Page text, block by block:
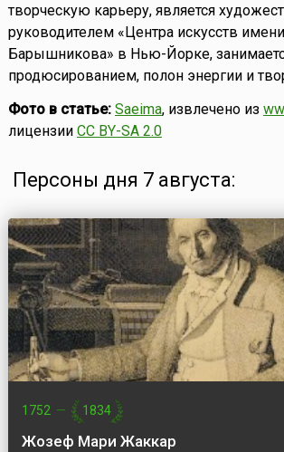
творческую карьеру, является
руководителем «Центра искусств
Барышникова» в Нью-Йорке,
продюсированием, полон энергии и
Фото в статье: Saeima, извлечено из
лицензии CC BY-SA 2.0
Персоны дня 7 августа:
1752 — 1834
Жозеф Мари Жаккар